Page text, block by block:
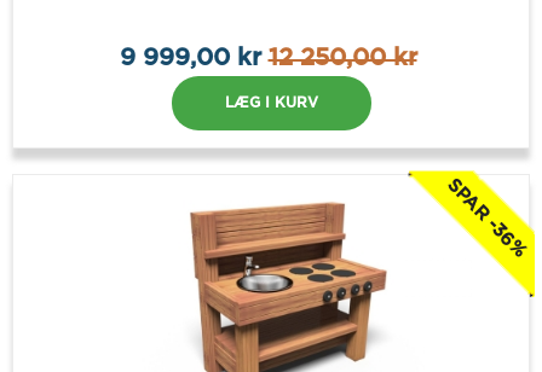
9 999,00 kr12 250,00 kr
LÆG I KURV
SPAR -36%